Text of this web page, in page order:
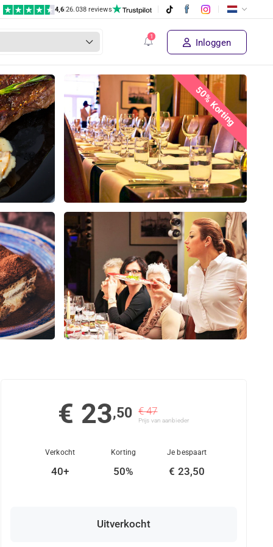
4,6|26.038 reviews
Inloggen
50% Korting
€ 23,50 € 47
Prijs van aanbieder
Verkocht
40+
Korting
50%
Je bespaart
€ 23,50
Uitverkocht